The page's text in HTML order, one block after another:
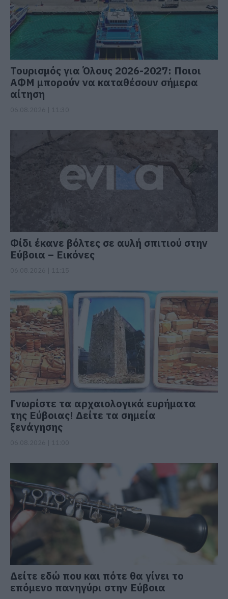
Τουρισμός για Όλους 2026-2027: Ποιοι
ΑΦΜ μπορούν να καταθέσουν σήμερα
αίτηση
Φίδι έκανε βόλτες σε αυλή σπιτιού στην
Εύβοια – Εικόνες
Γνωρίστε τα αρχαιολογικά ευρήματα
της Εύβοιας! Δείτε τα σημεία
ξενάγησης
Δείτε εδώ που και πότε θα γίνει το
επόμενο πανηγύρι στην Εύβοια